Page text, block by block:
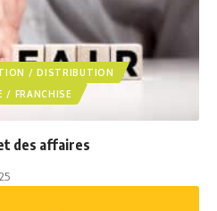
/ DISTRIBUTION
/ FRANCHISE
des affaires